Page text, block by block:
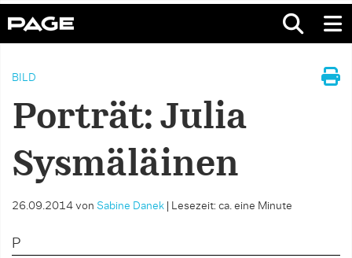
BILD
Porträt: Julia
Sysmäläinen
26.09.2014 von Sabine Danek Lesezeit: ca. eine Minute
P